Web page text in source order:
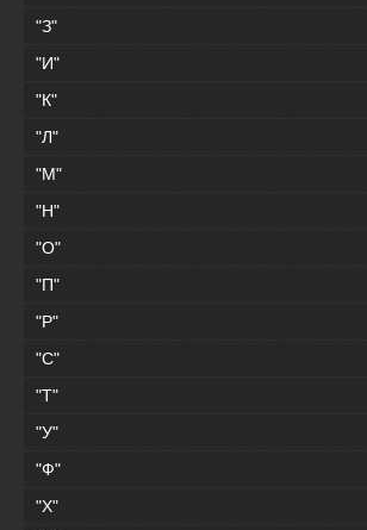
"З"
"И"
"К"
"Л"
"М"
"Н"
"О"
"П"
"Р"
"С"
"Т"
"У"
"Ф"
"Х"